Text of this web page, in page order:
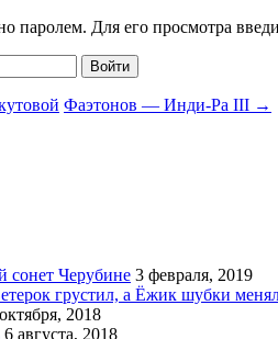
паролем. Для его просмотра
Фаэтонов — Инди-Ра III →
сонет Черубине 3 февраля, 2019
грустил, а Ёжик шубки
2018
6 августа, 2018